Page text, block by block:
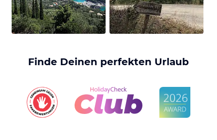
Finde Deinen perfekten Urlaub